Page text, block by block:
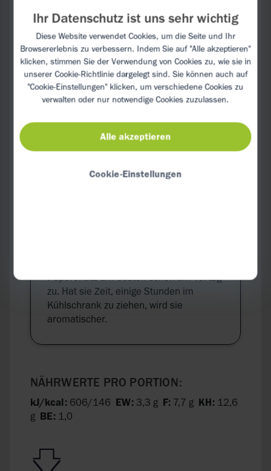
Ihr Datenschutz ist uns sehr wichtig
Diese Website verwendet Cookies, um die Seite und Ihr
Browsererlebnis zu verbessern. Indem Sie auf "Alle akzeptieren"
klicken, stimmen Sie der Verwendung von Cookies zu, wie sie in
unsererCookie-Richtliniedargelegt sind. Sie können auch auf
"Cookie-Einstellungen" klicken, um verschiedene Cookies zu
verwalten oder nur notwendige Cookies zuzulassen.
Alle akzeptieren
Cookie-Einstellungen
Min. lang bei mittlerer Hitze schmoren
lassen.
Knoblauchzehen aus der Pfanne
entfernen und halbierte Kirschtomaten in
die Pfanne geben. Kurz durchrühren und
erneut 15 Min. lang bei geschlossenem
Deckel köcheln lassen.
Peperonata am besten schon am Vortag
zu. Hat sie Zeit, einige Stunden im
Kühlschrank zu ziehen, wird sie
aromatischer.
NÄHRWERTE PRO PORTION:
kJ/kcal: 606/146 EW:3,3 g F:7,7 g KH: 12,6
g BE:1,0